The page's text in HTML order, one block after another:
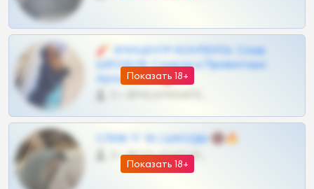
Показать 18+
🧨 ЭПИЦЕНТР КОНТЕНТА: Слив
ШКОДОВ Сливов и Приватных
Архивов ТГ 🔞💎
Показать 18+
СЛИВ ТГ 18 | ШКОДЫ 🔞🔥
0 •